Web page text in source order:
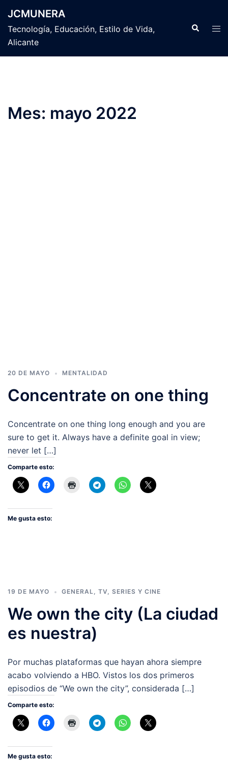
contenido
JCMUNERA
Tecnología, Educación, Estilo de Vida,
Alicante
Buscar
Mes: mayo 2022
20 DE MAYO MENTALIDAD
Concentrate on one thing
Concentrate on one thing long enough and you are
sure to get it. Always have a definite goal in view;
never let […]
Comparte esto:
Me gusta esto:
19 DE MAYO GENERAL, TV, SERIES Y CINE
We own the city (La ciudad
es nuestra)
Por muchas plataformas que hayan ahora siempre
acabo volviendo a HBO. Vistos los dos primeros
episodios de “We own the city”, considerada […]
Comparte esto:
Me gusta esto: